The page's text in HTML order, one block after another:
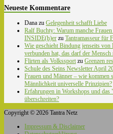
Neueste Kommentare
Dana zu Gelegenheit schafft Liebe
Ralf Buchty: Warum manche
INSIDE(h)er zu Tantramasseur für
Wie geschieht Bindung jenseits von
verbunden hat, das darf der Mensch
Flirten als Volkssport zu Grenzen
Schule des Seins Newsletter April
Frauen und Männer – wie kommen
Männlichkeit universelle Prinzipien?
Erfahrungen in Workshops und das
überschreiten?
Copyright © 2026 Tantra Netz
Impressum & Disclaimer